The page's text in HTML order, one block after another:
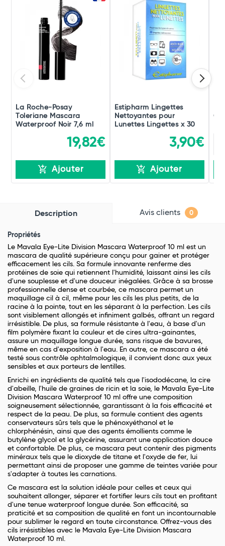
La Roche-Posay
Toleriane Mascara
Waterproof Noir 7,6 ml
19,82€
Ajouter
Estipharm Lingettes
Nettoyantes pour
Lunettes Lingettes x 30
3,90€
Ajouter
Description Avis clients 0
Propriétés
Le Mavala Eye-Lite Division Mascara Waterproof 10 ml est un
mascara de qualité supérieure conçu pour gainer et protéger
efficacement les cils. Sa formule innovante renferme des
protéines de soie qui retiennent l'humidité, laissant ainsi les cils
d'une souplesse et d'une douceur inégalées. Grâce à sa brosse
professionnelle dense et courbée, ce mascara permet un
maquillage cil à cil, même pour les cils les plus petits, de la
racine à la pointe, tout en les séparant à la perfection. Les cils
sont visiblement allongés et infiniment galbés, offrant un regard
irrésistible. De plus, sa formule résistante à l'eau, à base d'un
film polymère fixant la couleur et de cires ultra-gainantes,
assure un maquillage longue durée, sans risque de bavures,
même en cas d'exposition à l'eau. En outre, ce mascara a été
testé sous contrôle ophtalmologique, il convient donc aux yeux
sensibles et aux porteurs de lentilles.
Enrichi en ingrédients de qualité tels que l'isododécane, la cire
d'abeille, l'huile de graines de ricin et la soie, le Mavala Eye-Lite
Division Mascara Waterproof 10 ml offre une composition
soigneusement sélectionnée, garantissant à la fois efficacité et
respect de la peau. De plus, sa formule contient des agents
conservateurs sûrs tels que le phénoxyéthanol et le
chlorphénésin, ainsi que des agents émollients comme le
butylène glycol et la glycérine, assurant une application douce
et confortable. De plus, ce mascara peut contenir des pigments
minéraux tels que le dioxyde de titane et l'oxyde de fer, lui
permettant ainsi de proposer une gamme de teintes variée pour
s'adapter à toutes les carnations.
Ce mascara est la solution idéale pour celles et ceux qui
souhaitent allonger, séparer et fortifier leurs cils tout en profitant
d'une tenue waterproof longue durée. Son efficacité, sa
praticité et sa composition de qualité en font un incontournable
pour sublimer le regard en toute circonstance. Offrez-vous des
cils irrésistibles avec le Mavala Eye-Lite Division Mascara
Waterproof 10 ml.